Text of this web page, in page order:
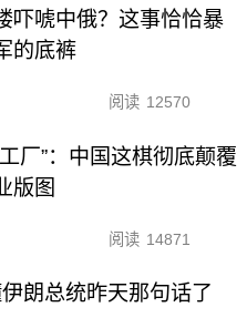
吓唬中俄？这事恰恰暴
的底裤
阅读 12570
厂”：中国这棋彻底颠覆
版图
阅读 14871
朗总统昨天那句话了